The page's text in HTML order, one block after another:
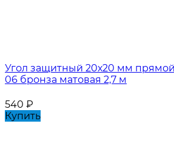
Угол защитный 20х20 мм
06 бронза матовая 2,7 м
540 ₽
Купить